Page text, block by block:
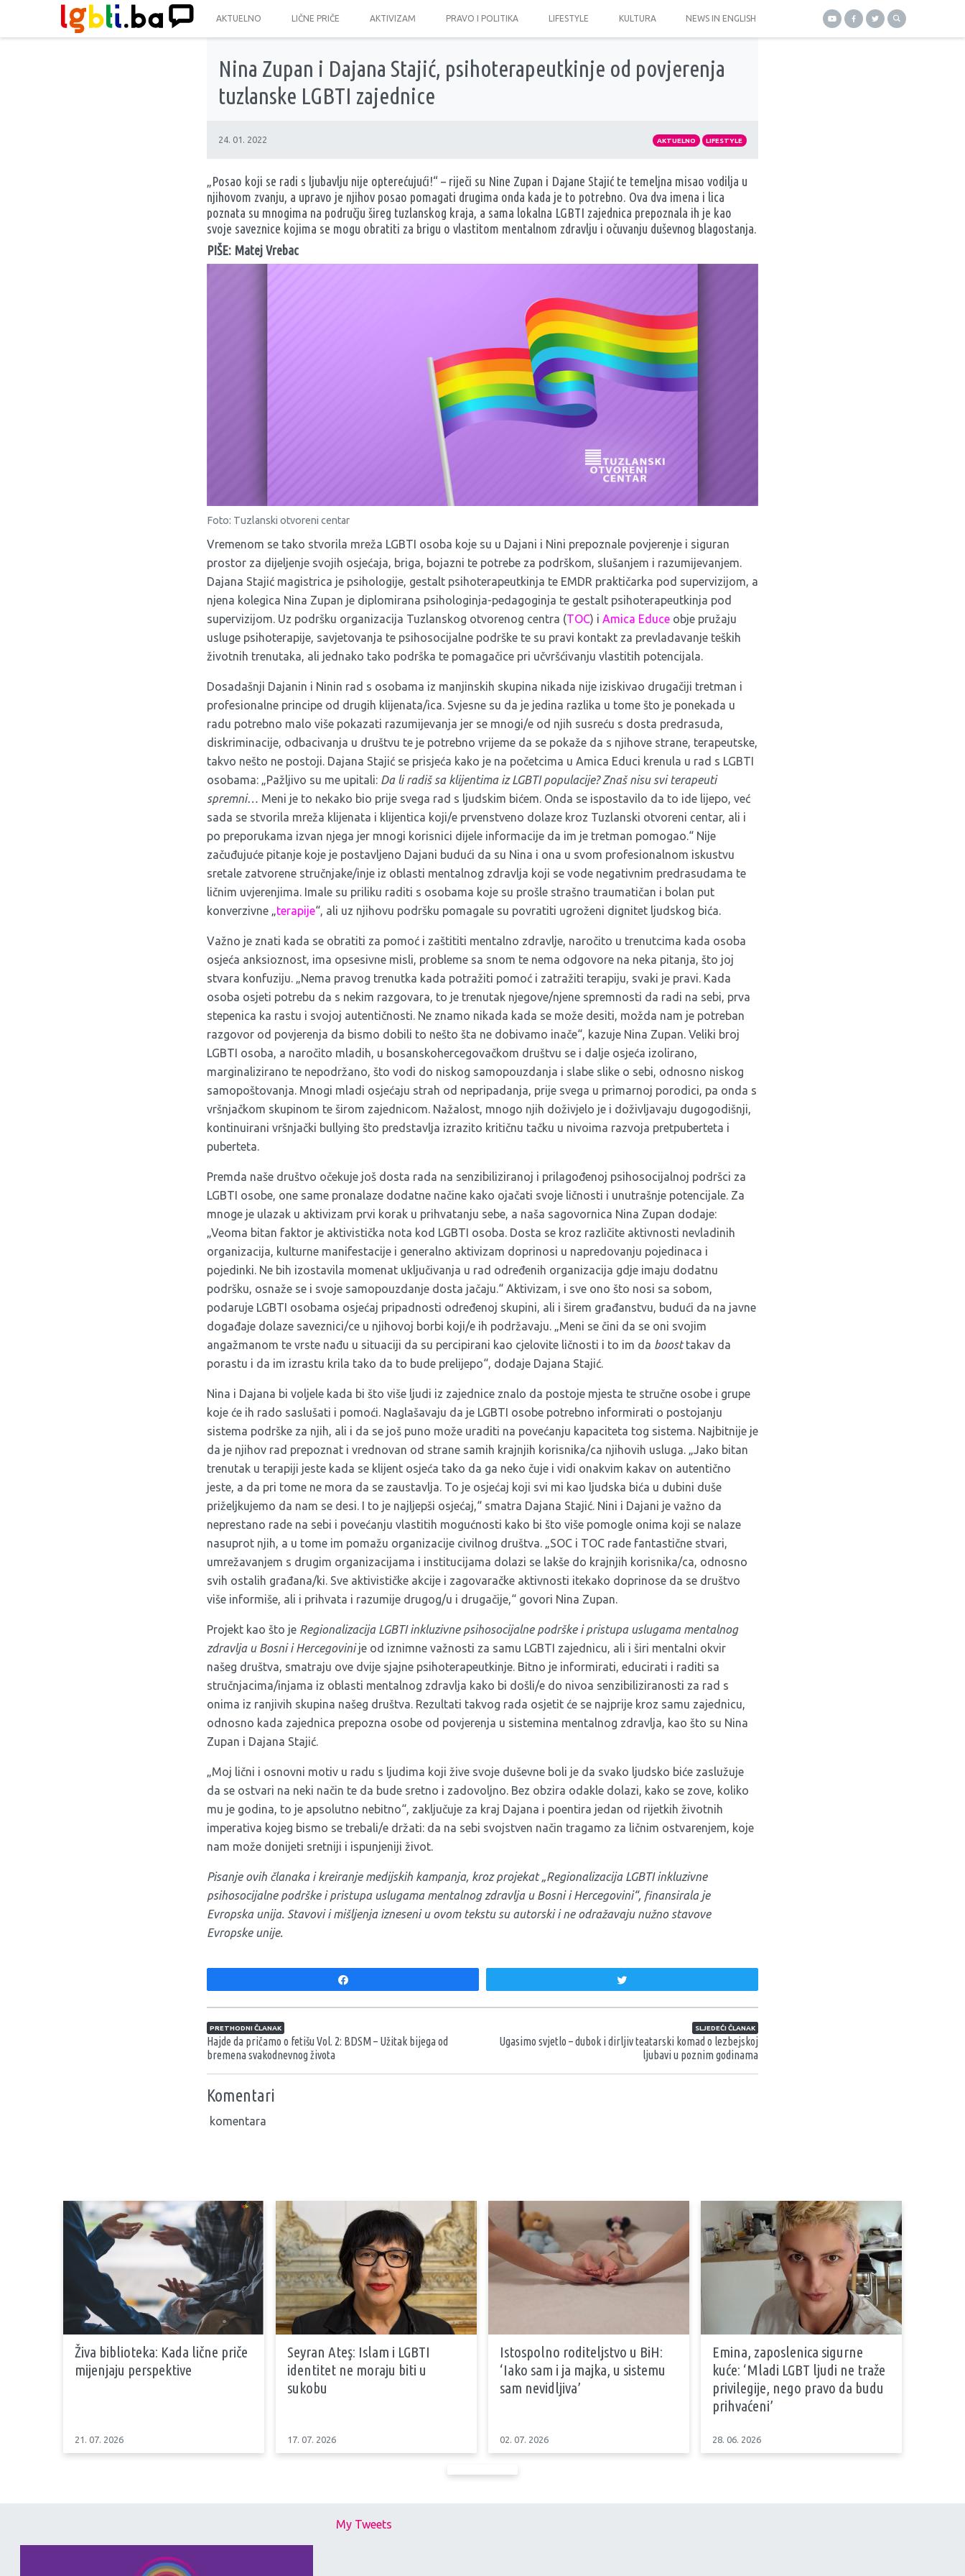
AKTUELNO LIČNE PRIČE AKTIVIZAM PRAVO I POLITIKA LIFESTYLE KULTURA NEWS IN ENGLISH
Nina Zupan i Dajana Stajić, psihoterapeutkinje od povjerenja
tuzlanske LGBTI zajednice
24. 01. 2022 AKTUELNO LIFESTYLE
„Posao koji se radi s ljubavlju nije opterećujući!“ – riječi su Nine Zupan i Dajane Stajić te temeljna misao vodilja u
njihovom zvanju, a upravo je njihov posao pomagati drugima onda kada je to potrebno. Ova dva imena i lica
poznata su mnogima na području šireg tuzlanskog kraja, a sama lokalna LGBTI zajednica prepoznala ih je kao
svoje saveznice kojima se mogu obratiti za brigu o vlastitom mentalnom zdravlju i očuvanju duševnog blagostanja.
PIŠE: Matej Vrebac
Foto: Tuzlanski otvoreni centar
Vremenom se tako stvorila mreža LGBTI osoba koje su u Dajani i Nini prepoznale povjerenje i siguran
prostor za dijeljenje svojih osjećaja, briga, bojazni te potrebe za podrškom, slušanjem i razumijevanjem.
Dajana Stajić magistrica je psihologije, gestalt psihoterapeutkinja te EMDR praktičarka pod supervizijom, a
njena kolegica Nina Zupan je diplomirana psihologinja-pedagoginja te gestalt psihoterapeutkinja pod
supervizijom. Uz podršku organizacija Tuzlanskog otvorenog centra (TOC) i Amica Educe obje pružaju
usluge psihoterapije, savjetovanja te psihosocijalne podrške te su pravi kontakt za prevladavanje teških
životnih trenutaka, ali jednako tako podrška te pomagačice pri učvršćivanju vlastitih potencijala.
Dosadašnji Dajanin i Ninin rad s osobama iz manjinskih skupina nikada nije iziskivao drugačiji tretman i
profesionalne principe od drugih klijenata/ica. Svjesne su da je jedina razlika u tome što je ponekada u
radu potrebno malo više pokazati razumijevanja jer se mnogi/e od njih susreću s dosta predrasuda,
diskriminacije, odbacivanja u društvu te je potrebno vrijeme da se pokaže da s njihove strane, terapeutske,
takvo nešto ne postoji. Dajana Stajić se prisjeća kako je na početcima u Amica Educi krenula u rad s LGBTI
osobama: „Pažljivo su me upitali: Da li radiš sa klijentima iz LGBTI populacije? Znaš nisu svi terapeuti
spremni… Meni je to nekako bio prije svega rad s ljudskim bićem. Onda se ispostavilo da to ide lijepo, već
sada se stvorila mreža klijenata i klijentica koji/e prvenstveno dolaze kroz Tuzlanski otvoreni centar, ali i
po preporukama izvan njega jer mnogi korisnici dijele informacije da im je tretman pomogao.“ Nije
začuđujuće pitanje koje je postavljeno Dajani budući da su Nina i ona u svom profesionalnom iskustvu
sretale zatvorene stručnjake/inje iz oblasti mentalnog zdravlja koji se vode negativnim predrasudama te
ličnim uvjerenjima. Imale su priliku raditi s osobama koje su prošle strašno traumatičan i bolan put
konverzivne „terapije“, ali uz njihovu podršku pomagale su povratiti ugroženi dignitet ljudskog bića.
Važno je znati kada se obratiti za pomoć i zaštititi mentalno zdravlje, naročito u trenutcima kada osoba
osjeća anksioznost, ima opsesivne misli, probleme sa snom te nema odgovore na neka pitanja, što joj
stvara konfuziju. „Nema pravog trenutka kada potražiti pomoć i zatražiti terapiju, svaki je pravi. Kada
osoba osjeti potrebu da s nekim razgovara, to je trenutak njegove/njene spremnosti da radi na sebi, prva
stepenica ka rastu i svojoj autentičnosti. Ne znamo nikada kada se može desiti, možda nam je potreban
razgovor od povjerenja da bismo dobili to nešto šta ne dobivamo inače“, kazuje Nina Zupan. Veliki broj
LGBTI osoba, a naročito mladih, u bosanskohercegovačkom društvu se i dalje osjeća izolirano,
marginalizirano te nepodržano, što vodi do niskog samopouzdanja i slabe slike o sebi, odnosno niskog
samopoštovanja. Mnogi mladi osjećaju strah od nepripadanja, prije svega u primarnoj porodici, pa onda s
vršnjačkom skupinom te širom zajednicom. Nažalost, mnogo njih doživjelo je i doživljavaju dugogodišnji,
kontinuirani vršnjački bullying što predstavlja izrazito kritičnu tačku u nivoima razvoja pretpuberteta i
puberteta.
Premda naše društvo očekuje još dosta rada na senzibiliziranoj i prilagođenoj psihosocijalnoj podršci za
LGBTI osobe, one same pronalaze dodatne načine kako ojačati svoje ličnosti i unutrašnje potencijale. Za
mnoge je ulazak u aktivizam prvi korak u prihvatanju sebe, a naša sagovornica Nina Zupan dodaje:
„Veoma bitan faktor je aktivistička nota kod LGBTI osoba. Dosta se kroz različite aktivnosti nevladinih
organizacija, kulturne manifestacije i generalno aktivizam doprinosi u napredovanju pojedinaca i
pojedinki. Ne bih izostavila momenat uključivanja u rad određenih organizacija gdje imaju dodatnu
podršku, osnaže se i svoje samopouzdanje dosta jačaju.“ Aktivizam, i sve ono što nosi sa sobom,
podaruje LGBTI osobama osjećaj pripadnosti određenoj skupini, ali i širem građanstvu, budući da na javne
događaje dolaze saveznici/ce u njihovoj borbi koji/e ih podržavaju. „Meni se čini da se oni svojim
angažmanom te vrste nađu u situaciji da su percipirani kao cjelovite ličnosti i to im da boosttakav da
porastu i da im izrastu krila tako da to bude prelijepo“, dodaje Dajana Stajić.
Nina i Dajana bi voljele kada bi što više ljudi iz zajednice znalo da postoje mjesta te stručne osobe i grupe
koje će ih rado saslušati i pomoći. Naglašavaju da je LGBTI osobe potrebno informirati o postojanju
sistema podrške za njih, ali i da se još puno može uraditi na povećanju kapaciteta tog sistema. Najbitnije je
da je njihov rad prepoznat i vrednovan od strane samih krajnjih korisnika/ca njihovih usluga. „Jako bitan
trenutak u terapiji jeste kada se klijent osjeća tako da ga neko čuje i vidi onakvim kakav on autentično
jeste, a da pri tome ne mora da se zaustavlja. To je osjećaj koji svi mi kao ljudska bića u dubini duše
priželjkujemo da nam se desi. I to je najljepši osjećaj,“ smatra Dajana Stajić. Nini i Dajani je važno da
neprestano rade na sebi i povećanju vlastitih mogućnosti kako bi što više pomogle onima koji se nalaze
nasuprot njih, a u tome im pomažu organizacije civilnog društva. „SOC i TOC rade fantastične stvari,
umrežavanjem s drugim organizacijama i institucijama dolazi se lakše do krajnjih korisnika/ca, odnosno
svih ostalih građana/ki. Sve aktivističke akcije i zagovaračke aktivnosti itekako doprinose da se društvo
više informiše, ali i prihvata i razumije drugog/u i drugačije,“ govori Nina Zupan.
Projekt kao što je Regionalizacija LGBTI inkluzivne psihosocijalne podrške i pristupa uslugama mentalnog
zdravlja u Bosni i Hercegovinije od iznimne važnosti za samu LGBTI zajednicu, ali i širi mentalni okvir
našeg društva, smatraju ove dvije sjajne psihoterapeutkinje. Bitno je informirati, educirati i raditi sa
stručnjacima/injama iz oblasti mentalnog zdravlja kako bi došli/e do nivoa senzibiliziranosti za rad s
onima iz ranjivih skupina našeg društva. Rezultati takvog rada osjetit će se najprije kroz samu zajednicu,
odnosno kada zajednica prepozna osobe od povjerenja u sistemina mentalnog zdravlja, kao što su Nina
Zupan i Dajana Stajić.
„Moj lični i osnovni motiv u radu s ljudima koji žive svoje duševne boli je da svako ljudsko biće zaslužuje
da se ostvari na neki način te da bude sretno i zadovoljno. Bez obzira odakle dolazi, kako se zove, koliko
mu je godina, to je apsolutno nebitno“, zaključuje za kraj Dajana i poentira jedan od rijetkih životnih
imperativa kojeg bismo se trebali/e držati: da na sebi svojstven način tragamo za ličnim ostvarenjem, koje
nam može donijeti sretniji i ispunjeniji život.
Pisanje ovih članaka i kreiranje medijskih kampanja, kroz projekat „Regionalizacija LGBTI inkluzivne
psihosocijalne podrške i pristupa uslugama mentalnog zdravlja u Bosni i Hercegovini“, finansirala je
Evropska unija. Stavovi i mišljenja izneseni u ovom tekstu su autorski i ne odražavaju nužno stavove
Evropske unije.
Navigacija članaka
PRETHODNI ČLANAK
Hajde da pričamo o fetišu Vol. 2: BDSM – Užitak bijega od
bremena svakodnevnog života
SLJEDEĆI ČLANAK
Ugasimo svjetlo – dubok i dirljiv teatarski komad o lezbejskoj
ljubavi u poznim godinama
Komentari
komentara
Živa biblioteka: Kada lične priče
mijenjaju perspektive
21. 07. 2026
Seyran Ateş: Islam i LGBTI
identitet ne moraju biti u
sukobu
17. 07. 2026
Istospolno roditeljstvo u BiH:
‘Iako sam i ja majka, u sistemu
sam nevidljiva’
02. 07. 2026
Emina, zaposlenica sigurne
kuće: ‘Mladi LGBT ljudi ne traže
privilegije, nego pravo da budu
prihvaćeni’
28. 06. 2026
My Tweets